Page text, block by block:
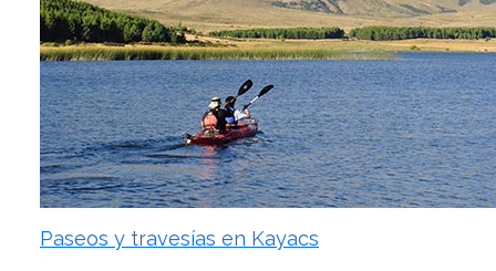
Paseos y travesías en Kayacs